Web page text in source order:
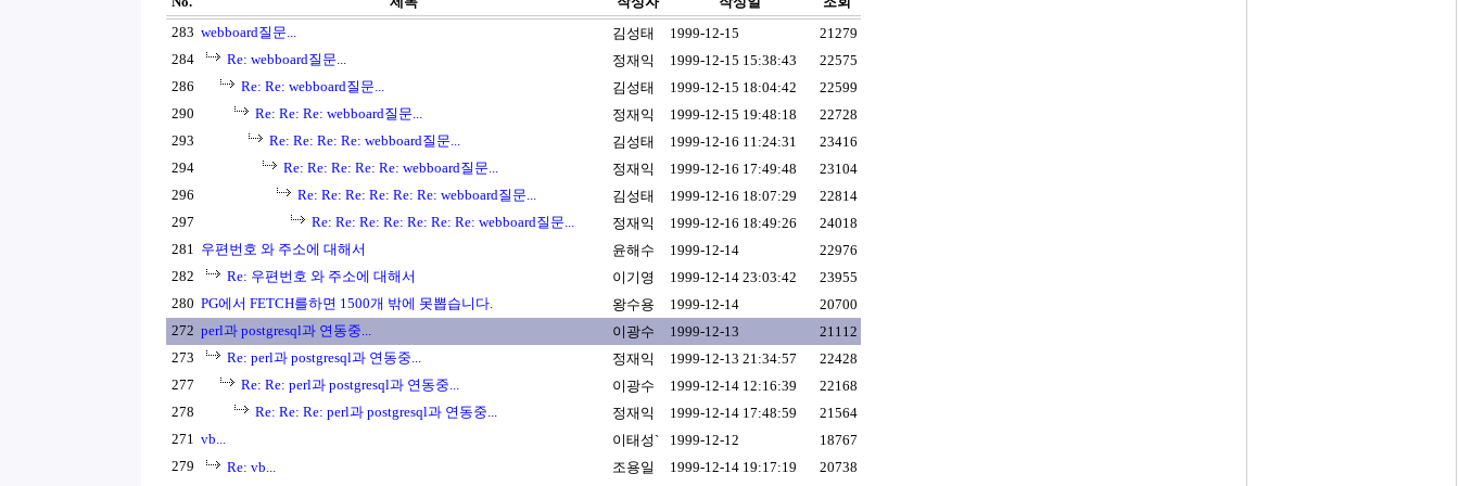
283 webboard질문... 김성태 1999-12-15
21279
284
Re: webboard질문... 정재익 1999-12-15 15:38:43
22575
286
Re: Re: webboard질문... 김성태 1999-12-15 18:04:42
22599
290
Re: Re: Re: webboard질문... 정재익 1999-12-15 19:48:18
22728
293
Re: Re: Re: Re: webboard질문... 김성태 1999-12-16 11:24:31
23416
294
Re: Re: Re: Re: Re: webboard질문... 정재익 1999-12-16 17:49:48
23104
296
Re: Re: Re: Re: Re: Re: webboard질문... 김성태 1999-12-16 18:07:29
22814
297
Re: Re: Re: Re: Re: Re: Re: webboard질문... 정재익 1999-12-16 18:49:26
24018
281 우편번호 와 주소에 대해서 윤해수 1999-12-14
22976
282
Re: 우편번호 와 주소에 대해서 이기영 1999-12-14 23:03:42
23955
280 PG에서 FETCH를하면 1500개 밖에 못뽑습니다. 왕수용 1999-12-14
20700
272 perl과 postgresql과 연동중... 이광수 1999-12-13
21112
273
Re: perl과 postgresql과 연동중... 정재익 1999-12-13 21:34:57
22428
277
Re: Re: perl과 postgresql과 연동중... 이광수 1999-12-14 12:16:39
22168
278
Re: Re: Re: perl과 postgresql과 연동중... 정재익 1999-12-14 17:48:59
21564
271 vb... 이태성` 1999-12-12
18767
279
Re: vb... 조용일 1999-12-14 19:17:19
20738